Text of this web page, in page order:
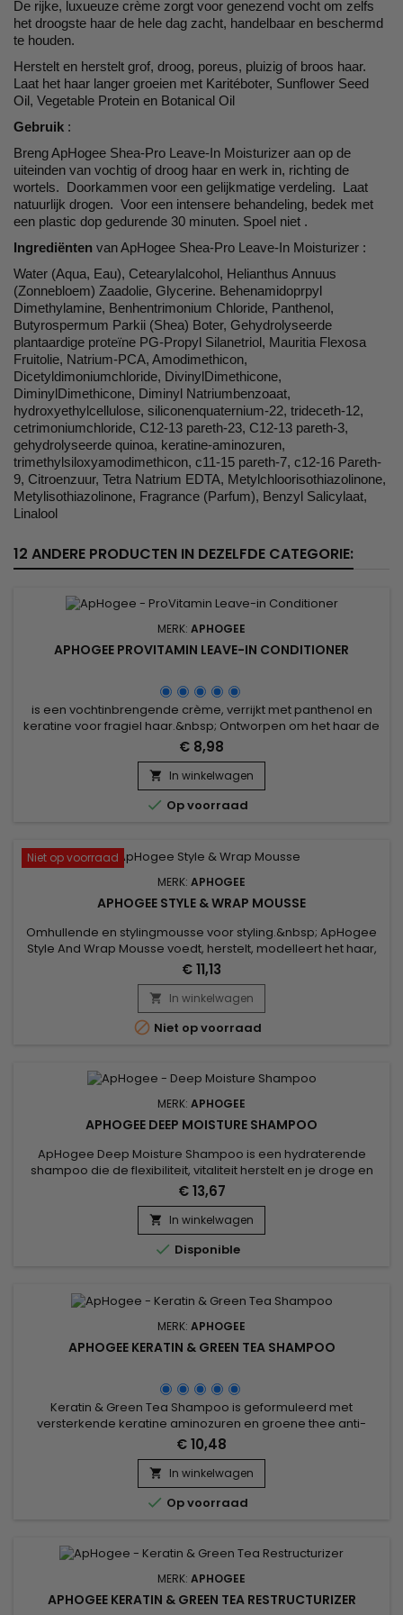
De rijke, luxueuze crème zorgt voor genezend vocht om zelfs
het droogste haar de hele dag zacht, handelbaar en beschermd
te houden.
Herstelt en herstelt grof, droog, poreus, pluizig of broos haar.
Laat het haar langer groeien met Karitéboter, Sunflower Seed
Oil, Vegetable Protein en Botanical Oil
Gebruik :
Breng ApHogee Shea-Pro Leave-In Moisturizer aan op de
uiteinden van vochtig of droog haar en werk in, richting de
wortels. Doorkammen voor een gelijkmatige verdeling. Laat
natuurlijk drogen. Voor een intensere behandeling, bedek met
een plastic dop gedurende 30 minuten. Spoel niet .
Ingrediënten van ApHogee Shea-Pro Leave-In Moisturizer :
Water (Aqua, Eau), Cetearylalcohol, Helianthus Annuus
(Zonnebloem) Zaadolie, Glycerine. Behenamidoprpyl
Dimethylamine, Benhentrimonium Chloride, Panthenol,
Butyrospermum Parkii (Shea) Boter, Gehydrolyseerde
plantaardige proteïne PG-Propyl Silanetriol, Mauritia Flexosa
Fruitolie, Natrium-PCA, Amodimethicon,
Dicetyldimoniumchloride, DivinylDimethicone,
DiminylDimethicone, Diminyl Natriumbenzoaat,
hydroxyethylcellulose, siliconenquaternium-22, trideceth-12,
cetrimoniumchloride, C12-13 pareth-23, C12-13 pareth-3,
gehydrolyseerde quinoa, keratine-aminozuren,
trimethylsiloxyamodimethicon, c11-15 pareth-7, c12-16 Pareth-
9, Citroenzuur, Tetra Natrium EDTA, Metylchloorisothiazolinone,
Metylisothiazolinone, Fragrance (Parfum), Benzyl Salicylaat,
Linalool
12 ANDERE PRODUCTEN IN DEZELFDE CATEGORIE:
MERK: APHOGEE
APHOGEE PROVITAMIN LEAVE-IN CONDITIONER
is een vochtinbrengende crème, verrijkt met panthenol en
keratine voor fragiel haar.&nbsp; Ontworpen om het haar de
optimale hydratatiegraad te geven en diepgaand te
herstellen.
€ 8,98
 In winkelwagen
 Op voorraad
Niet op voorraad
MERK: APHOGEE
APHOGEE STYLE & WRAP MOUSSE
Omhullende en stylingmousse voor styling.&nbsp; ApHogee
Style And Wrap Mousse voedt, herstelt, modelleert het haar,
definieert krullen en onderhoudt ze zonder ze uit te drogen,
terwijl het beschermt tegen thermische en externe
agressies.&nbsp; ApHogee wikkel- en stylingmousse is ook
geschikt voor haar dat is behandeld met een golf of een
krul.Capaciteit...
€ 11,13
 In winkelwagen
 Niet op voorraad
MERK: APHOGEE
APHOGEE DEEP MOISTURE SHAMPOO
ApHogee Deep Moisture Shampoo is een hydraterende
shampoo die de flexibiliteit, vitaliteit herstelt en je droge en
levenloze haar diep voedt ! Echt recept van zachtheid en
zachtheid voor normaal haar en droge hoofdhuid, het
hydrateert zonder te wegen dankzij een romige en lichte
textuur.&nbsp; Snel herwint het haar zijn optimale mate van
hydratatie,...
€ 13,67
 In winkelwagen
 Disponible
MERK: APHOGEE
APHOGEE KERATIN & GREEN TEA SHAMPOO
Keratin & Green Tea Shampoo is geformuleerd met
versterkende keratine aminozuren en groene thee anti-
oxidanten.&nbsp; Het wordt aanbevolen om de gezonde
conditie van delicate haartypes te behouden, inclusief fijn,
dof of gekleurd haar.&nbsp; Deze sulfaatvrije formule is
kleurveilig en reinigt zachtjes haar en hoofdhuid. Groene
thee-extract en ons...
€ 10,48
 In winkelwagen
 Op voorraad
MERK: APHOGEE
APHOGEE KERATIN & GREEN TEA RESTRUCTURIZER